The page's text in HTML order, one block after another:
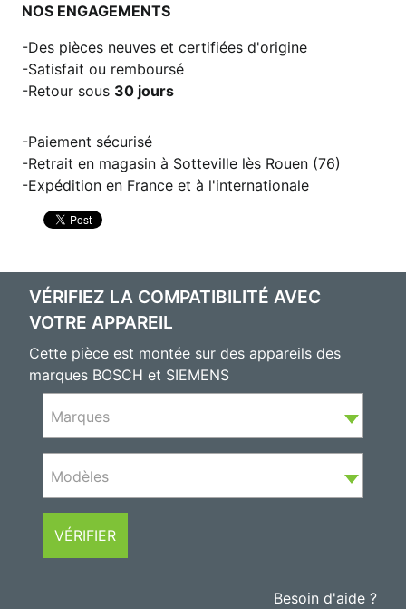
NOS ENGAGEMENTS
Des pièces neuves et certifiées d'origine
Satisfait ou remboursé
Retour sous 30 jours
Paiement sécurisé
Retrait en magasin à Sotteville lès Rouen (76)
Expédition en France et à l'internationale
VÉRIFIEZ LA COMPATIBILITÉ AVEC
VOTRE APPAREIL
Cette pièce est montée sur des appareils des
marques BOSCH et SIEMENS
Marques
Modèles
VÉRIFIER
Besoin d'aide ?